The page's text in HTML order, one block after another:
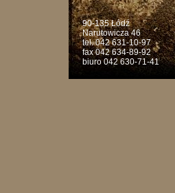
90-135 Łódź
Narutowicza 46
tel. 042 631-10-97
fax 042 634-89-92
biuro 042 630-71-41